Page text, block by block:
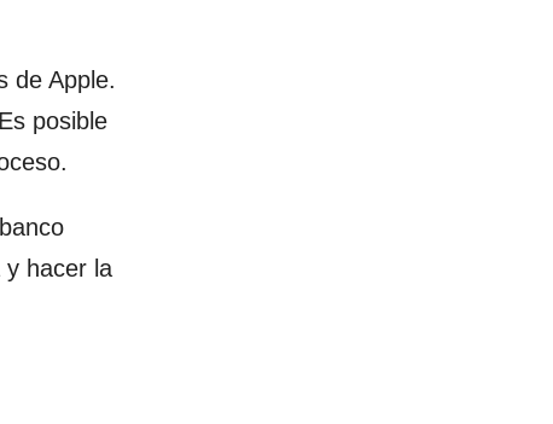
de Apple.
posible
y hacer la